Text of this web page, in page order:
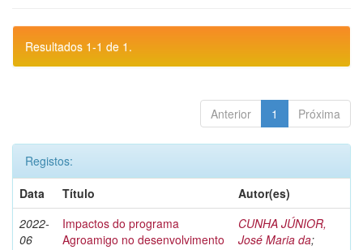
Resultados 1-1 de 1.
Anterior 1 Próxima
Registos:
Data
Título
Autor(es)
2022-
06
Impactos do programa
Agroamigo no desenvolvimento
CUNHA JÚNIOR,
José Maria da;